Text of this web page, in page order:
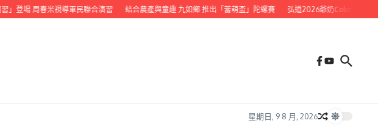
視導軍民聯合演習 結合農產與童趣 九如鄉 推出「蕾萌盃」陀螺賽 弘道2026爺奶Color Walk健走 邀跨世代
星期日, 9 8 月, 2026